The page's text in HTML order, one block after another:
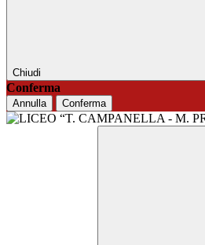
Chiudi
Conferma
Annulla Conferma